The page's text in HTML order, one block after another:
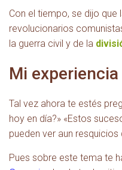
Con el tiempo, se dijo que
revolucionarios
la guerra civil y de la
Mi
Tal vez ahora te estés
hoy en día?» «Estos
pueden ver aun
Pues sobre este tema te